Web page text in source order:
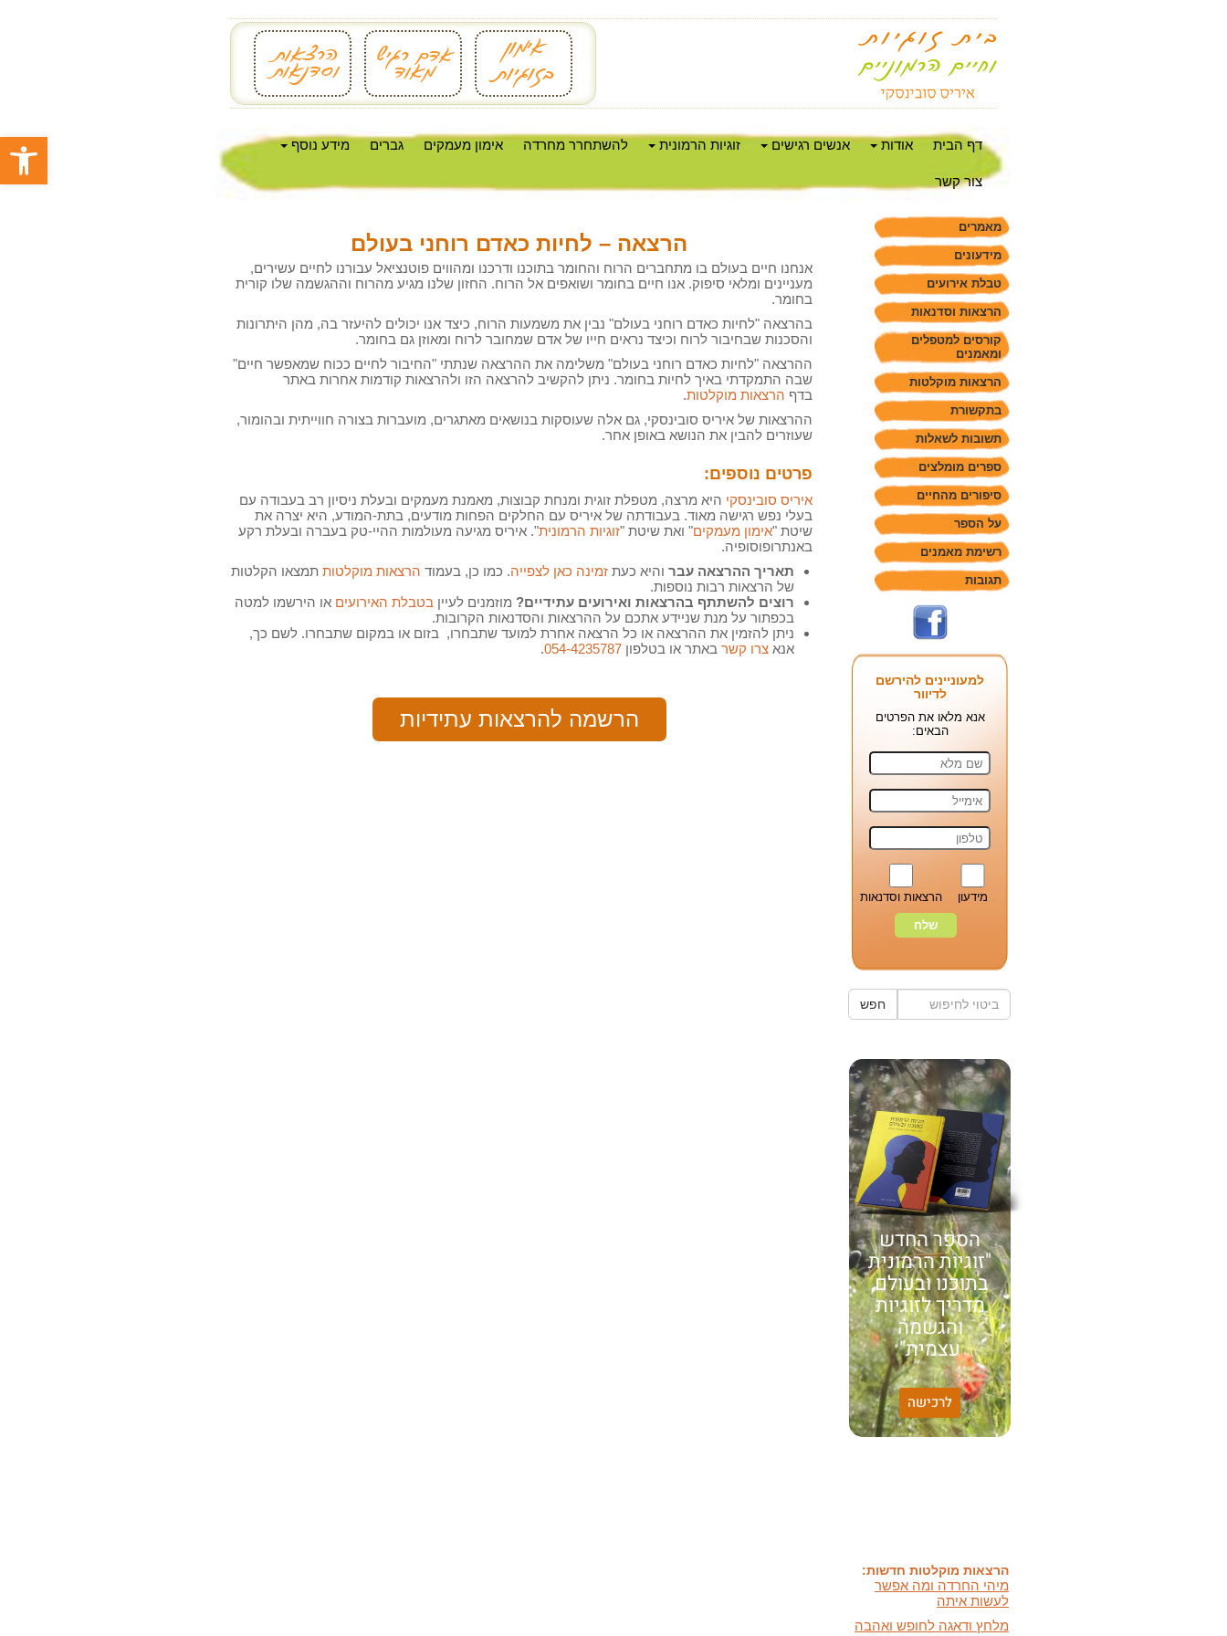
פתח דף הבית אודות אנשים רגישים זוגיות הרמונית להשתחרר מחרדה אימון מעמקים גברים מידע נוסף
צור קשר
הרצאה – לחיות כאדם רוחני בעולם
אנחנו חיים בעולם בו מתחברים הרוח והחומר בתוכנו ודרכנו ומהווים פוטנציאל עבורנו לחיים עשירים,
מעניינים ומלאי סיפוק. אנו חיים בחומר ושואפים אל הרוח. החזון שלנו מגיע מהרוח וההגשמה שלו קורית
בחומר.
בהרצאה "לחיות כאדם רוחני בעולם" נבין את משמעות הרוח, כיצד אנו יכולים להיעזר בה, מהן היתרונות
והסכנות שבחיבור לרוח וכיצד נראים חייו של אדם שמחובר לרוח ומאוזן גם בחומר.
ההרצאה "לחיות כאדם רוחני בעולם" משלימה את ההרצאה שנתתי "החיבור לחיים ככוח שמאפשר חיים"
שבה התמקדתי באיך לחיות בחומר. ניתן להקשיב להרצאה הזו ולהרצאות קודמות אחרות באתר
בדף הרצאות מוקלטות.
ההרצאות של איריס סובינסקי, גם אלה שעוסקות בנושאים מאתגרים, מועברות בצורה חווייתית ובהומור,
שעוזרים להבין את הנושא באופן אחר.
פרטים נוספים:
איריס סובינסקי היא מרצה, מטפלת זוגית ומנחת קבוצות, מאמנת מעמקים ובעלת ניסיון רב בעבודה עם
בעלי נפש רגישה מאוד. בעבודתה של איריס עם החלקים הפחות מודעים, בתת-המודע, היא יצרה את
שיטת "אימון מעמקים" ואת שיטת "זוגיות הרמונית". איריס מגיעה מעולמות ההיי-טק בעברה ובעלת רקע
באנתרופוסופיה.
תאריך ההרצאה עבר והיא כעת זמינה כאן לצפייה. כמו כן, בעמוד הרצאות מוקלטות תמצאו הקלטות
של הרצאות רבות נוספות.
רוצים להשתתף בהרצאות ואירועים עתידיים? מוזמנים לעיין בטבלת האירועים או הירשמו למטה
בכפתור על מנת שניידע אתכם על ההרצאות והסדנאות הקרובות.
ניתן להזמין את ההרצאה או כל הרצאה אחרת למועד שתבחרו, בזום או במקום שתבחרו. לשם כך,
אנא צרו קשר באתר או בטלפון 054-4235787
.
הרשמה להרצאות עתידיות
מאמרים
מידעונים
טבלת אירועים
הרצאות וסדנאות
קורסים למטפלים
ומאמנים
הרצאות מוקלטות
בתקשורת
תשובות לשאלות
ספרים מומלצים
סיפורים מהחיים
על הספר
רשימת מאמנים
תגובות
למעוניינים להירשם
לדיוור
אנא מלאו את הפרטים
הבאים:
מידעון הרצאות וסדנאות
חפש
הספר החדש
"זוגיות הרמונית
בתוכנו ובעולם,
מדריך לזוגיות
והגשמה
עצמית"
לרכישההאמונה שלי:
שונות היא שפע של אפשרויות,
עד שנותנים לה שם וקוראים
לעשות איתה
מלחץ ודאגה לחופש ואהבה
ועוד